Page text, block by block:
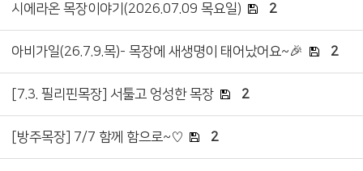
시에라온 목장이야기(2026.07.09 목요일) 2
아비가일(26.7.9.목)- 목장에 새생명이 태어났어요~🎉 2
[7.3. 필리핀목장] 서툴고 엉성한 목장 2
[방주목장] 7/7 함께 함으로~♡ 2